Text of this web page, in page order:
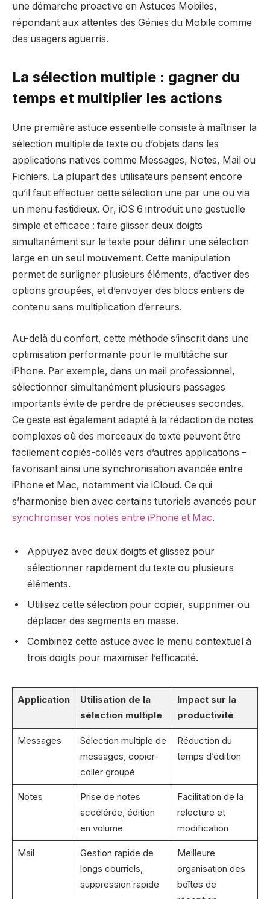
une démarche proactive en Astuces Mobiles,
répondant aux attentes des Génies du Mobile comme
des usagers aguerris.
La sélection multiple : gagner du
temps et multiplier les actions
Une première astuce essentielle consiste à maîtriser la
sélection multiple de texte ou d’objets dans les
applications natives comme Messages, Notes, Mail ou
Fichiers. La plupart des utilisateurs pensent encore
qu’il faut effectuer cette sélection une par une ou via
un menu fastidieux. Or, iOS 6 introduit une gestuelle
simple et efficace : faire glisser deux doigts
simultanément sur le texte pour définir une sélection
large en un seul mouvement. Cette manipulation
permet de surligner plusieurs éléments, d’activer des
options groupées, et d’envoyer des blocs entiers de
contenu sans multiplication d’erreurs.
Au-delà du confort, cette méthode s’inscrit dans une
optimisation performante pour le multitâche sur
iPhone. Par exemple, dans un mail professionnel,
sélectionner simultanément plusieurs passages
importants évite de perdre de précieuses secondes.
Ce geste est également adapté à la rédaction de notes
complexes où des morceaux de texte peuvent être
facilement copiés-collés vers d’autres applications –
favorisant ainsi une synchronisation avancée entre
iPhone et Mac, notamment via iCloud. Ce qui
s’harmonise bien avec certains tutoriels avancés pour
synchroniser vos notes entre iPhone et Mac.
Appuyez avec deux doigts et glissez pour
sélectionner rapidement du texte ou plusieurs
éléments.
Utilisez cette sélection pour copier, supprimer ou
déplacer des segments en masse.
Combinez cette astuce avec le menu contextuel à
trois doigts pour maximiser l’efficacité.
Application
Utilisation de la
sélection multiple
Impact sur la
productivité
Messages
Sélection multiple de
messages, copier-
coller groupé
Réduction du
temps d’édition
Notes
Prise de notes
accélérée, édition
en volume
Facilitation de la
relecture et
modification
Mail
Gestion rapide de
longs courriels,
suppression rapide
Meilleure
organisation des
boîtes de